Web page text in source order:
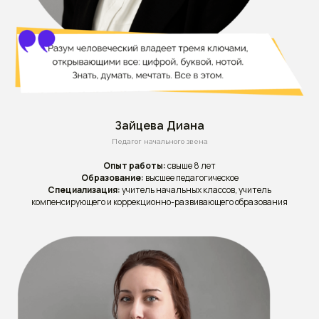
Зайцева Диана
Педагог начального звена
Опыт работы:свыше 8 лет
Образование: высшее педагогическое
Специализация:учитель начальных классов, учитель
компенсирующего и коррекционно-развивающего образования